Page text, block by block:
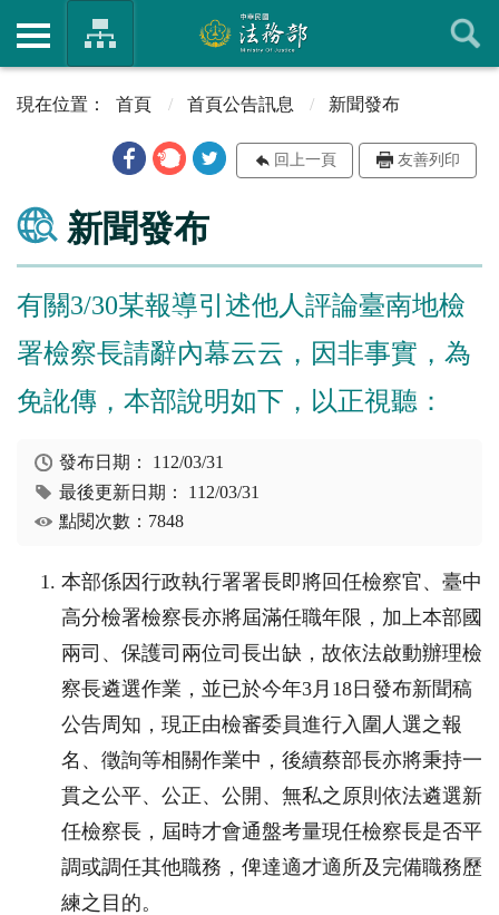
首頁 首頁公告訊息 新聞發布
回上一頁 友善列印
新聞發布
有關3/30某報導引述他人評論臺南地檢
署檢察長請辭內幕云云，因非事實，為
免訛傳，本部說明如下，以正視聽：
發布日期： 112/03/31
最後更新日期： 112/03/31
點閱次數：7848
本部係因行政執行署署長即將回任檢察官、臺中
高分檢署檢察長亦將屆滿任職年限，加上本部國
兩司、保護司兩位司長出缺，故依法啟動辦理檢
察長遴選作業，並已於今年3 月 18日發布新聞稿
公告周知，現正由檢審委員進行入圍人選之報
名、徵詢等相關作業中，後續蔡部長亦將秉持一
貫之公平、公正、公開、無私之原則依法遴選新
任檢察長，屆時才會通盤考量現任檢察長是否平
調或調任其他職務，俾達適才適所及完備職務歷
練之目的。